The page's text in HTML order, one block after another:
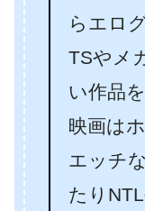
らエロ
TSやメ
い作品
映画は
エッチ
たり